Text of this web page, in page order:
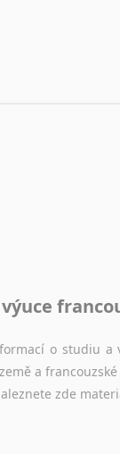
slov a slovních
o studiu a
a
zde